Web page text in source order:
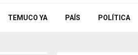
TEMUCO YA PAÍS POLÍTICA